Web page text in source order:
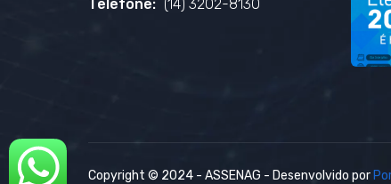
Telefone: (14) 3202-8130
Copyright © 2024 - ASSENAG - Desenvolvido por